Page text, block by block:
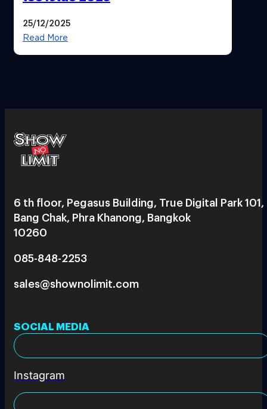
25/12/2025
Read More
6 th floor, Pegasus Building, True Digital Park 101,
Bang Chak, Phra Khanong, Bangkok
10260
085-848-2253
sales@shownolimit.com
SOCIAL MEDIA
Instagram